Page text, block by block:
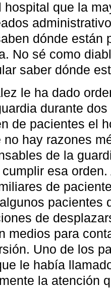
hospital que la
dónde están
No sé como
saber dónde
le ha dado
durante
de pacientes el
no hay razones
de la
esa orden.
de
pacientes
de
medios para
Uno de los
le había
la atención